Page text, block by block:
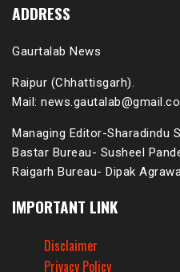
ADDRESS
Gaurtalab News
Raipur (Chhattisgarh).
Mail:
Managing Editor-Sharadindu
Bastar Bureau- Susheel
Raigarh Bureau- Dipak
IMPORTANT LINK
Disclaimer
Privacy Policy